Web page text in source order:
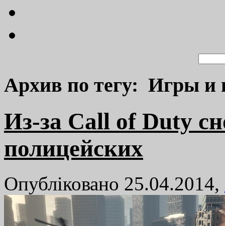
Архив по тегу: Игры и
Из-за Call of Duty
полицейских
Опубліковано 25.04.2014,